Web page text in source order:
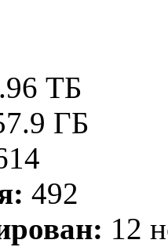
ТБ
ГБ
492
12